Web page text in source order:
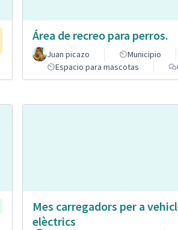
Área de recreo para perros.
Juan picazo
Municipio
Espacio para mascotas
Mes carregadors per a
elèctrics